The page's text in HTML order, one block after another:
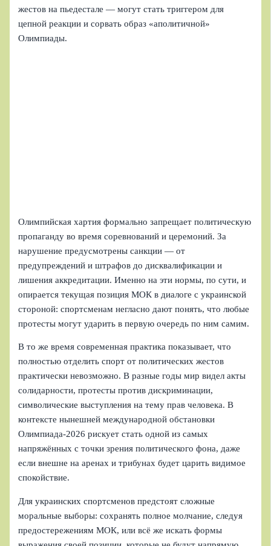
жестов на пьедестале — могут стать триггером для
цепной реакции и сорвать образ «аполитичной»
Олимпиады.
Олимпийская хартия формально запрещает политическую
пропаганду во время соревнований и церемоний. За
нарушение предусмотрены санкции — от
предупреждений и штрафов до дисквалификации и
лишения аккредитации. Именно на эти нормы, по сути, и
опирается текущая позиция МОК в диалоге с украинской
стороной: спортсменам негласно дают понять, что любые
протесты могут ударить в первую очередь по ним самим.
В то же время современная практика показывает, что
полностью отделить спорт от политических жестов
практически невозможно. В разные годы мир видел акты
солидарности, протесты против дискриминации,
символические выступления на тему прав человека. В
контексте нынешней международной обстановки
Олимпиада‑2026 рискует стать одной из самых
напряжённых с точки зрения политического фона, даже
если внешне на аренах и трибунах будет царить видимое
спокойствие.
Для украинских спортсменов предстоят сложные
моральные выборы: сохранять полное молчание, следуя
предостережениям МОК, или всё же искать формы